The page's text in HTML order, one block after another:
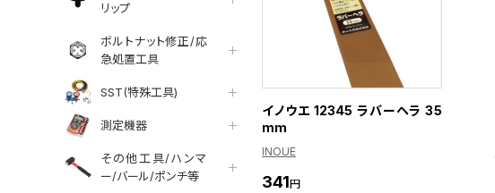
リップ
ボルトナット修正/応
急処置工具
SST(特殊工具)
測定機器
その他工具/ハンマ
ー/バール/ポンチ等
イノウエ 12345 ラバーヘラ 35
mm
INOUE
341円